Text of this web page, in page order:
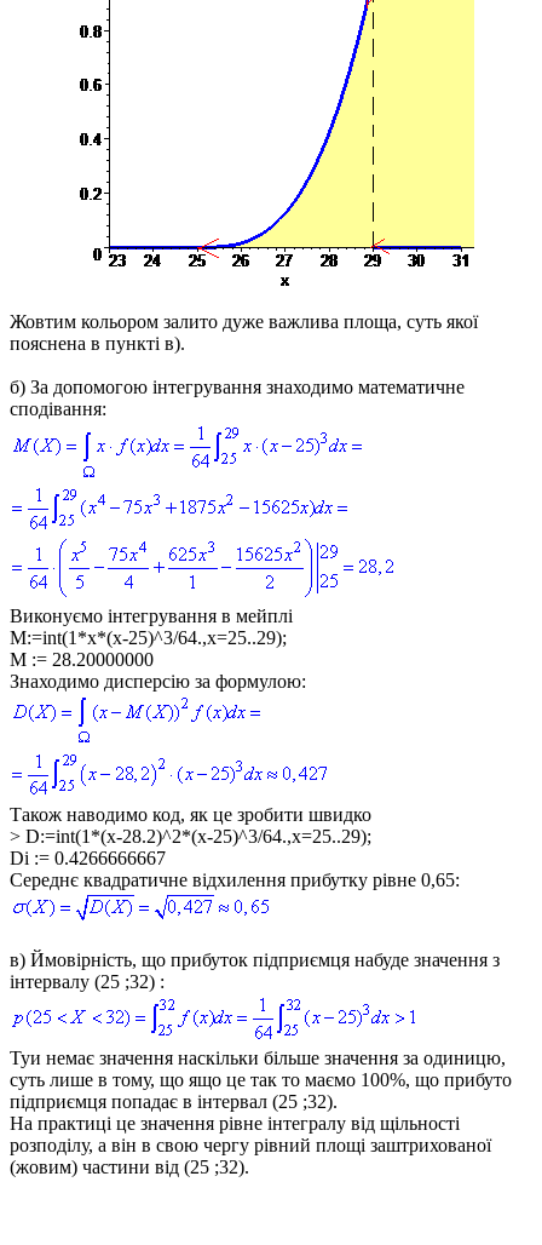
Жовтим кольором залито дуже важлива площа, суть якої
пояснена в пункті в).
б) За допомогою інтегрування знаходимо математичне
сподівання:
Виконуємо інтегрування в мейплі
M:=int(1*x*(x-25)^3/64.,x=25..29);
M := 28.20000000
Знаходимо дисперсію за формулою:
Також наводимо код, як це зробити швидко
> D:=int(1*(x-28.2)^2*(x-25)^3/64.,x=25..29);
Di := 0.4266666667
Середнє квадратичне відхилення прибутку рівне 0,65:
в) Ймовірність, що прибуток підприємця набуде значення з
інтервалу (25 ;32) :
Туи немає значення наскільки більше значення за одиницю,
суть лише в тому, що ящо це так то маємо 100%, що прибуто
підприємця попадає в інтервал (25 ;32).
На практиці це значення рівне інтегралу від щільності
розподілу, а він в свою чергу рівний площі заштрихованої
(жовим) частини від (25 ;32).